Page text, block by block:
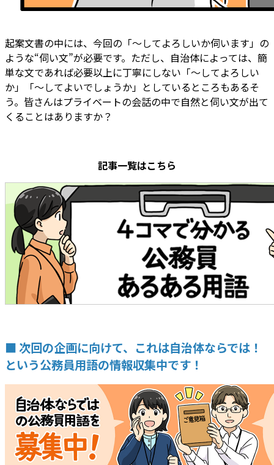
起案文書の中には、今回の「～してよろしいか伺います」の
ような“伺い文”が必要です。ただし、自治体によっては、簡
単な文であれば必要以上に丁寧にしない「～してよろしい
か」「～してよいでしょうか」としているところもあるそ
う。皆さんはプライベートの会話の中で自然と伺い文が出て
くることはありますか？
記事一覧はこちら
■ 次回の企画に向けて、これは自治体ならでは！
という公務員用語の情報収集中です！